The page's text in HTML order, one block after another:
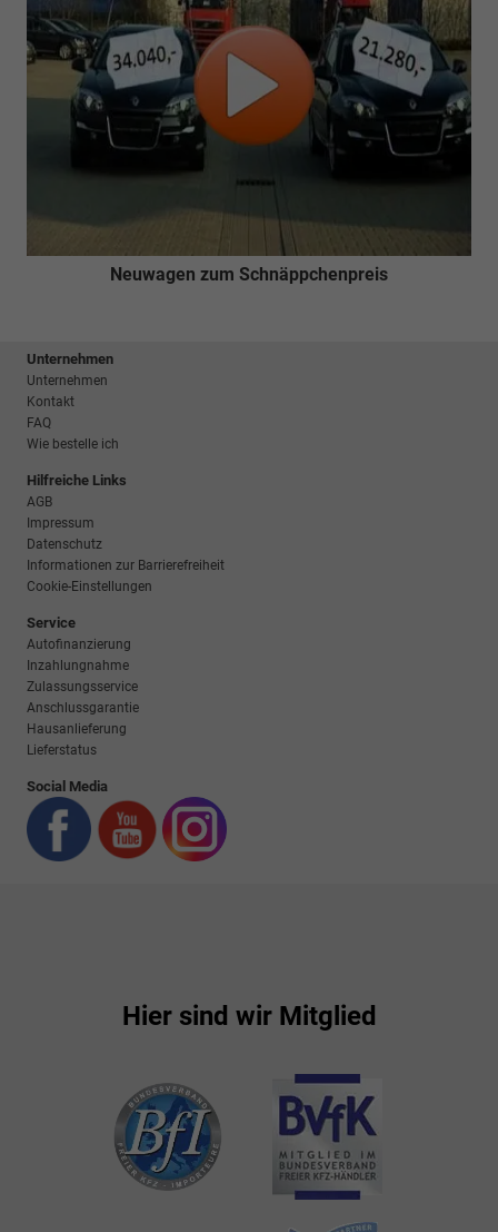
Neuwagen zum Schnäppchenpreis
Unternehmen
Unternehmen
Kontakt
FAQ
Wie bestelle ich
Hilfreiche Links
AGB
Impressum
Datenschutz
Informationen zur Barrierefreiheit
Cookie-Einstellungen
Service
Autofinanzierung
Inzahlungnahme
Zulassungsservice
Anschlussgarantie
Hausanlieferung
Lieferstatus
Social Media
Hier sind wir Mitglied